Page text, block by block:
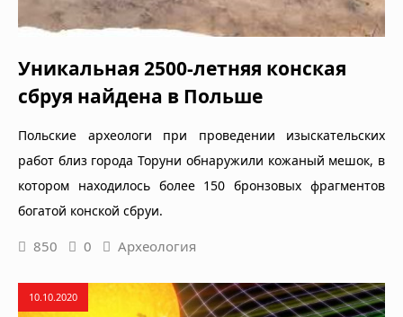
Уникальная 2500-летняя конская
сбруя найдена в Польше
Польские археологи при проведении изыскательских
работ близ города Торуни обнаружили кожаный мешок, в
котором находилось более 150 бронзовых фрагментов
богатой конской сбруи.
850 0 Археология
10.10.2020